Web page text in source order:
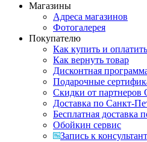
Магазины
Адреса магазинов
Фотогалерея
Покупателю
Как купить и оплатить
Как вернуть товар
Дисконтная
Подарочные
Скидки от партнеров
Доставка по Санкт-
Бесплатная доставка
Обойкин сервис
Запись к